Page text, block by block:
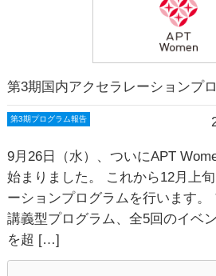
第3期国内アクセラレーションプ
第3期プログラム報告
9月26日（水）、ついにAPT
始まりました。 これから12月上
ーションプログラムを行います
講義型プログラム、全5回のイベ
を超 […]